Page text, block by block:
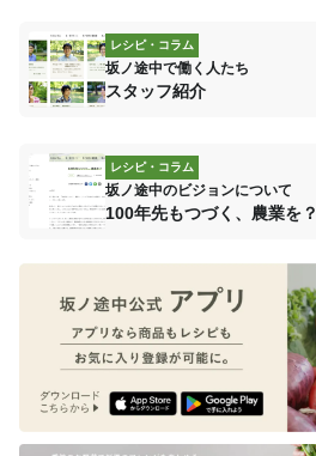
レシピ・コラム
坂ノ途中で働く人たち
スタッフ紹介
レシピ・コラム
坂ノ途中のビジョンについて
100年先もつづく、農業を？